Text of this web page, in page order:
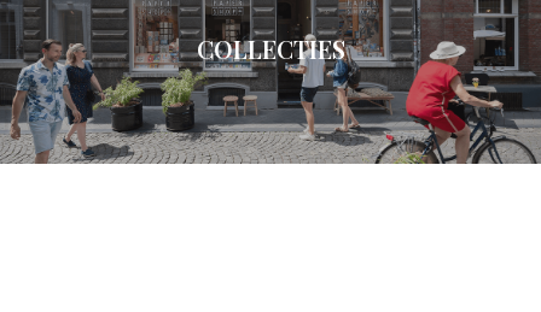
COLLECTIES